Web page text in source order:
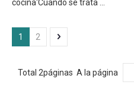
cocina'Cuando se trata ...
1 2
Total 2páginas A la página